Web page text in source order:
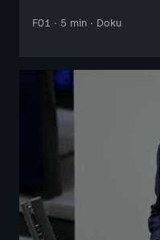
F01 · 5 min · Doku